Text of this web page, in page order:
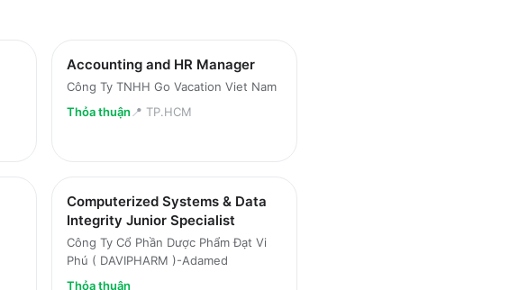
Accounting and HR Manager
Công Ty TNHH Go Vacation Viet Nam
Thỏa thuận 📍 TP.HCM
Computerized Systems & Data
Integrity Junior Specialist
Công Ty Cổ Phần Dược Phẩm Đạt Vi
Phú ( DAVIPHARM )-Adamed
Thỏa thuận